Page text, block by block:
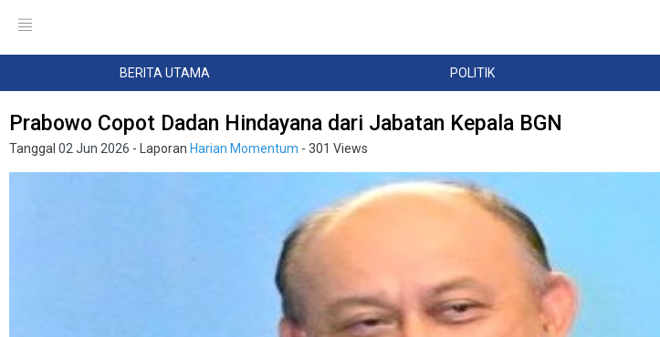
BERITA UTAMA POLITIK
Prabowo Copot Dadan Hindayana dari Jabatan Kepala BGN
Tanggal 02 Jun 2026 - Laporan Harian Momentum - 301 Views